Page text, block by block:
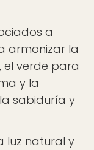
a
armonizar la
el verde para
y la
sabiduría y
luz natural y